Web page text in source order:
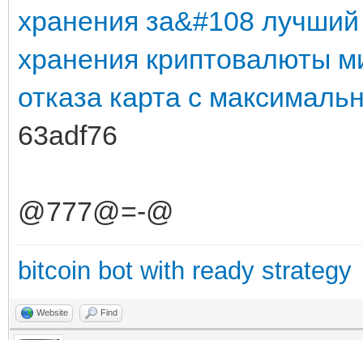
хранения за&#108 лучший
хранения криптовалюты
отказа карта с
63adf76
@777@=-@
bitcoin bot with ready strategy
Website Find